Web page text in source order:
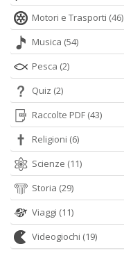
Motori e Trasporti (46)
Musica (54)
Pesca (2)
Quiz (2)
Raccolte PDF (43)
Religioni (6)
Scienze (11)
Storia (29)
Viaggi (11)
Videogiochi (19)